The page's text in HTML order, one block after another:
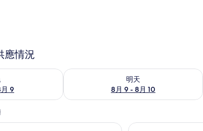
應情況
9
的供應情況
明天
8月 9 - 8月 10
查看明天 (8月 9 - 8月 10) 的供應情況